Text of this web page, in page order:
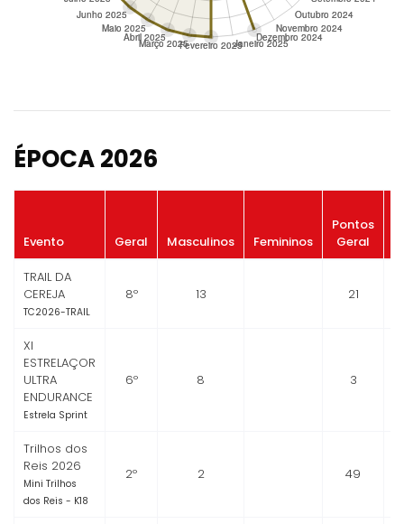
ÉPOCA 2026
Evento Geral Masculinos Femininos
Pontos
Geral
TRAIL DA
CEREJA
TC2026-TRAIL
8º 13 21
XI
ESTRELAÇOR
ULTRA
ENDURANCE
Estrela Sprint
6º 8 3
Trilhos dos
Reis 2026
Mini Trilhos
dos Reis - K18
2º 2 49